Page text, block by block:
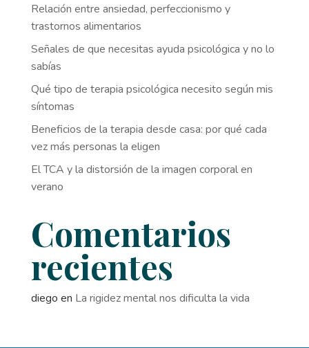
Relación entre ansiedad, perfeccionismo y
trastornos alimentarios
Señales de que necesitas ayuda psicológica y no lo
sabías
Qué tipo de terapia psicológica necesito según mis
síntomas
Beneficios de la terapia desde casa: por qué cada
vez más personas la eligen
El TCA y la distorsión de la imagen corporal en
verano
Comentarios
recientes
diego en La rigidez mental nos dificulta la vida